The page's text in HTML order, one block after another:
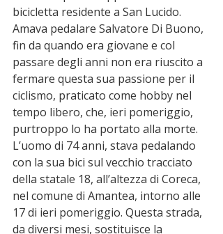
bicicletta residente a San Lucido.
Amava pedalare Salvatore Di Buono,
fin da quando era giovane e col
passare degli anni non era riuscito a
fermare questa sua passione per il
ciclismo, praticato come hobby nel
tempo libero, che, ieri pomeriggio,
purtroppo lo ha portato alla morte.
L’uomo di 74 anni, stava pedalando
con la sua bici sul vecchio tracciato
della statale 18, all’altezza di Coreca,
nel comune di Amantea, intorno alle
17 di ieri pomeriggio. Questa strada,
da diversi mesi, sostituisce la